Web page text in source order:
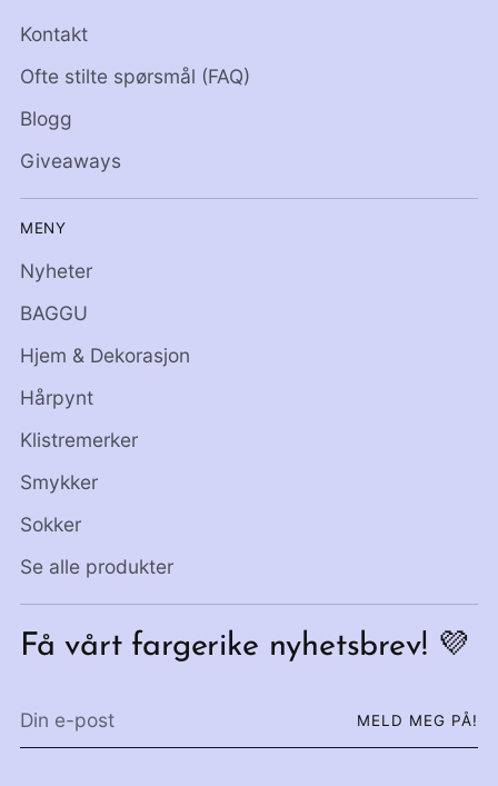
Kontakt
Ofte stilte spørsmål (FAQ)
Blogg
Giveaways
MENY
Nyheter
BAGGU
Hjem & Dekorasjon
Hårpynt
Klistremerker
Smykker
Sokker
Se alle produkter
Få vårt fargerike nyhetsbrev! 💜
e-
MELD MEG PÅ!